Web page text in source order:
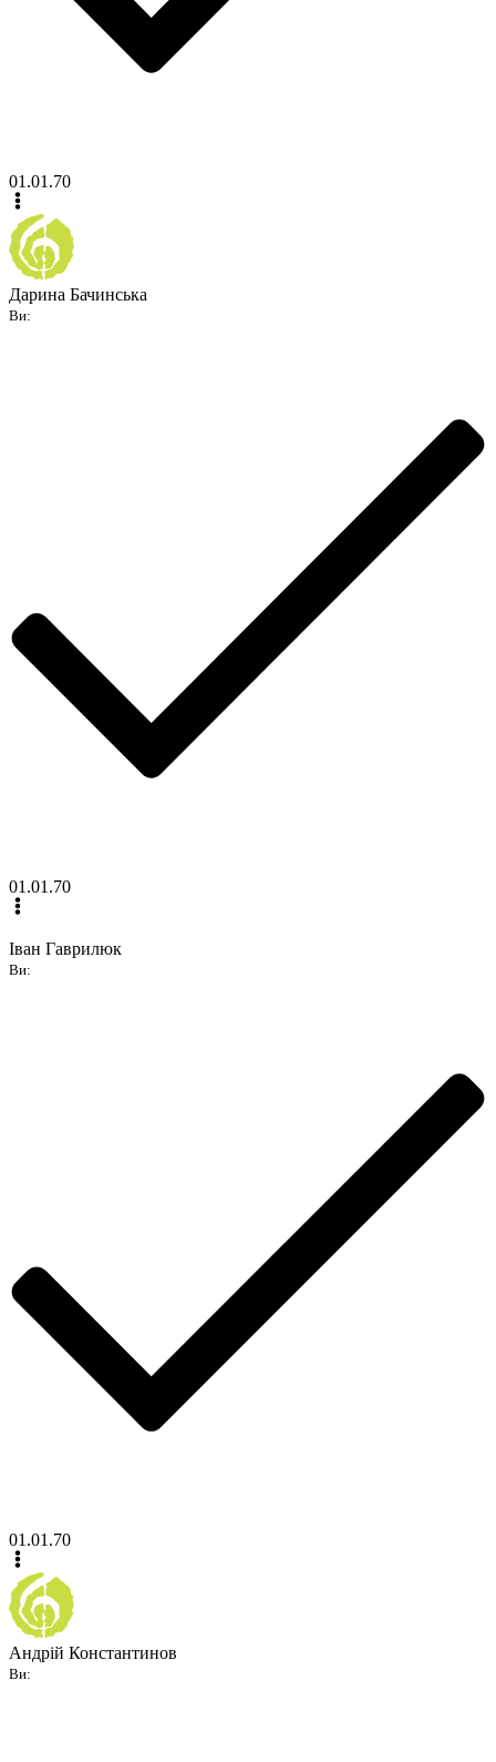
01.01.70
Дарина Бачинська
Ви:
01.01.70
Іван Гаврилюк
Ви:
01.01.70
Андрій Константинов
Ви: